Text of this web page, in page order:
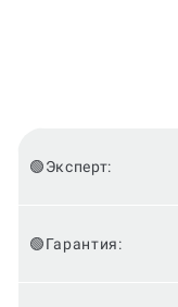
🟢Эксперт:
🟢Гарантия: